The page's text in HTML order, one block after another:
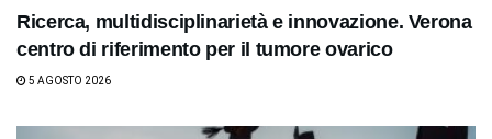
Ricerca, multidisciplinarietà e innovazione. Verona
centro di riferimento per il tumore ovarico
5 AGOSTO 2026